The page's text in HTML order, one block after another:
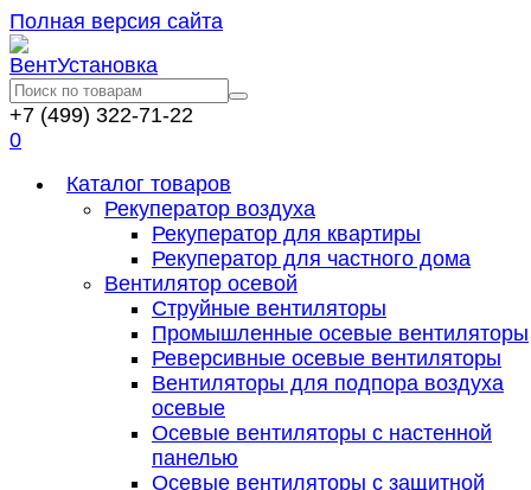
Полная версия сайта
+7 (499) 322-71-22
0
Каталог товаров
Рекуператор воздуха
Рекуператор для квартиры
Рекуператор для частного дома
Вентилятор осевой
Струйные вентиляторы
Промышленные осевые вентиляторы
Реверсивные осевые вентиляторы
Вентиляторы для подпора воздуха
осевые
Осевые вентиляторы с настенной
панелью
Осевые вентиляторы с защитной